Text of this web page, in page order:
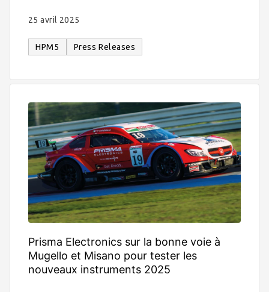
25 avril 2025
HPM5 Press Releases
Prisma Electronics sur la bonne voie à
Mugello et Misano pour tester les
nouveaux instruments 2025